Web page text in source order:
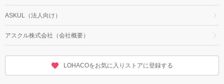
ASKUL（法人向け）
アスクル株式会社（会社概要）
LOHACOをお気に入りストアに登録する